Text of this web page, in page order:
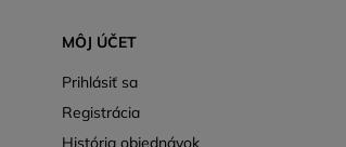
MÔJ ÚČET
Prihlásiť sa
Registrácia
História objednávok